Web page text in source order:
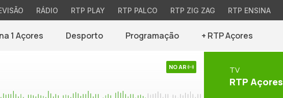
RÁDIO RTP PLAY RTP PALCO RTP ZIG ZAG RTP ENSINA
1 Açores Desporto Programação + RTP Açores
NO AR TV
RTP Açores